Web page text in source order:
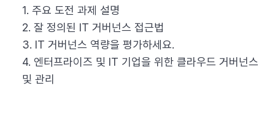
1. 주요 도전 과제 설명
2. 잘 정의된 IT 거버넌스 접근법
3. IT 거버넌스 역량을 평가하세요.
4. 엔터프라이즈 및 IT 기업을 위한 클라우드 거버넌스
및 관리